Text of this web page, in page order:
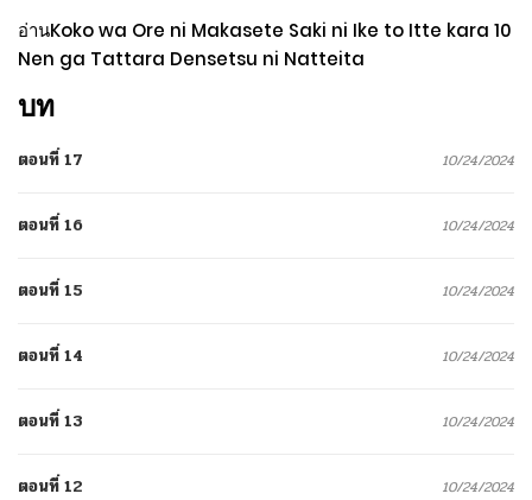
อ่านKoko wa Ore ni Makasete Saki ni Ike to Itte kara 10
Nen ga Tattara Densetsu ni Natteita
บท
ตอนที่ 17 10/24/2024
ตอนที่ 16 10/24/2024
ตอนที่ 15 10/24/2024
ตอนที่ 14 10/24/2024
ตอนที่ 13 10/24/2024
ตอนที่ 12 10/24/2024